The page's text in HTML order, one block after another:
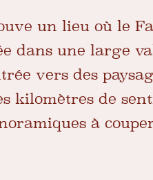
un lieu où le
dans une large
vers des
kilomètres de
à